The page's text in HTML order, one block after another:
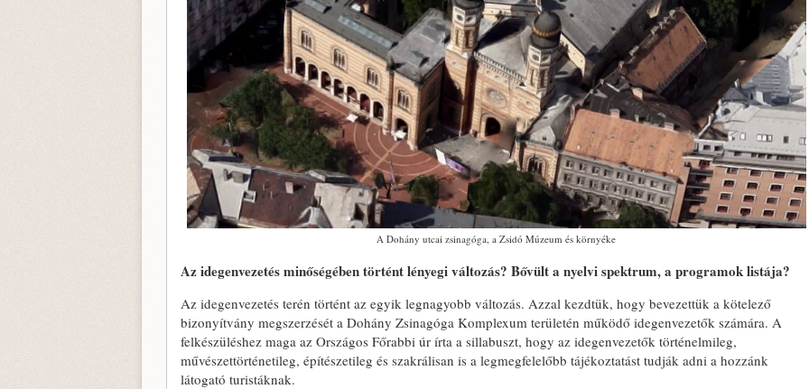
A Dohány utcai zsinagóga, a Zsidó Múzeum és környéke
Az idegenvezetés minőségében történt lényegi változás? Bővült a nyelvi spektrum, a programok listája?
Az idegenvezetés terén történt az egyik legnagyobb változás. Azzal kezdtük, hogy bevezettük a kötelező
bizonyítvány megszerzését a Dohány Zsinagóga Komplexum területén működő idegenvezetők számára. A
felkészüléshez maga az Országos Főrabbi úr írta a sillabuszt, hogy az idegenvezetők történelmileg,
művészettörténetileg, építészetileg és szakrálisan is a legmegfelelőbb tájékoztatást tudják adni a hozzánk
látogató turistáknak.